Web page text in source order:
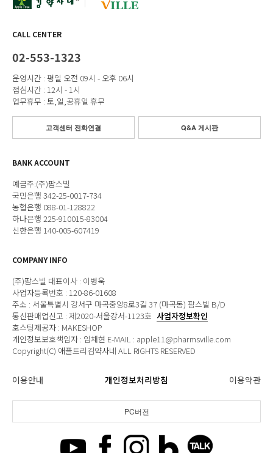
CALL CENTER
02-553-1323
운영시간 : 평일 오전 09시 - 오후 06시
점심시간 : 12시 - 1시
업무휴무 : 토,일,공휴일 휴무
고객센터 전화연결 Q&A 게시판
BANK ACCOUNT
예금주:(주)팜스빌
국민은행 342-25-0017-734
농협은행 088-01-128822
하나은행 225-910015-83004
신한은행 140-005-607419
COMPANY INFO
(주)팜스빌 대표이사 : 이병욱
사업자등록번호 : 120-86-01608
주소 : 서울특별시 강서구 마곡중앙8로3길 37 (마곡동) 팜스빌 B/D
통신판매업신고 : 제2020-서울강서-1123호 사업자정보확인
호스팅제공자 : MAKESHOP
개인정보보호책임자 : 임채현 E-MAIL : apple11@pharmsville.com
Copyright(C) 애플트리김약사네 ALL RIGHTS RESERVED
이용안내 개인정보처리방침 이용약관
PC버전